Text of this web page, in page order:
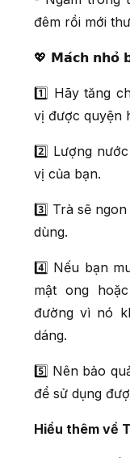
đêm rồi mới
💖 𝗠𝗮́𝗰𝗵 𝗻𝗵𝗼̉
1️⃣ Hãy tăng
vị được quyện
2️⃣ Lượng
vị của bạn.
3️⃣ Trà sẽ
dùng.
4️⃣ Nếu bạn
mật ong
đường vì nó
dáng.
5️⃣ Nên bảo
để sử dụng
Hiểu thêm về